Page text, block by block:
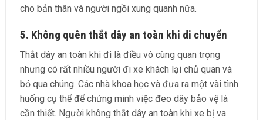
cho bản thân và người ngồi xung quanh nữa.
5. Không quên thắt dây an toàn khi di chuyển
Thắt dây an toàn khi đi là điều vô cùng quan trọng
nhưng có rất nhiều người đi xe khách lại chủ quan và
bỏ qua chúng. Các nhà khoa học và đưa ra một vài tình
huống cụ thể để chứng minh việc đeo dây bảo vệ là
cần thiết. Người không thắt dây an toàn khi xe bị va